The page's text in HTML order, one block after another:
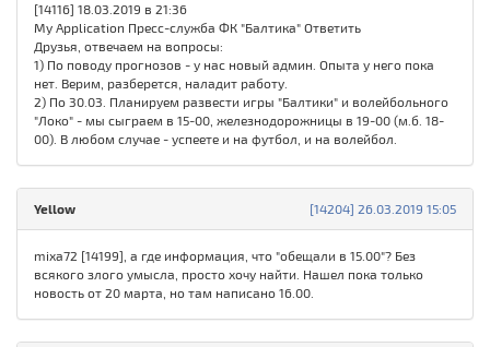
[14116] 18.03.2019 в 21:36
My Application Пресс-служба ФК "Балтика" Ответить
Друзья, отвечаем на вопросы:
1) По поводу прогнозов - у нас новый админ. Опыта у него пока
нет. Верим, разберется, наладит работу.
2) По 30.03. Планируем развести игры "Балтики" и волейбольного
"Локо" - мы сыграем в 15-00, железнодорожницы в 19-00 (м.б. 18-
00). В любом случае - успеете и на футбол, и на волейбол.
[14204] 26.03.2019 15:05
Yellow
mixa72 [14199], а где информация, что "обещали в 15.00"? Без
всякого злого умысла, просто хочу найти. Нашел пока только
новость от 20 марта, но там написано 16.00.